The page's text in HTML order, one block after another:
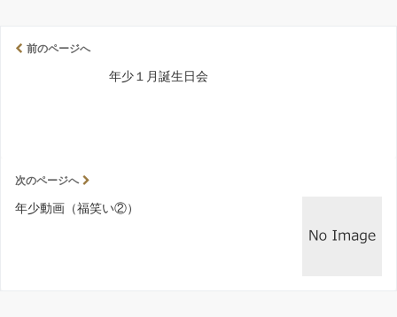
前のページへ
年少１月誕生日会
次のページへ
年少動画（福笑い②）